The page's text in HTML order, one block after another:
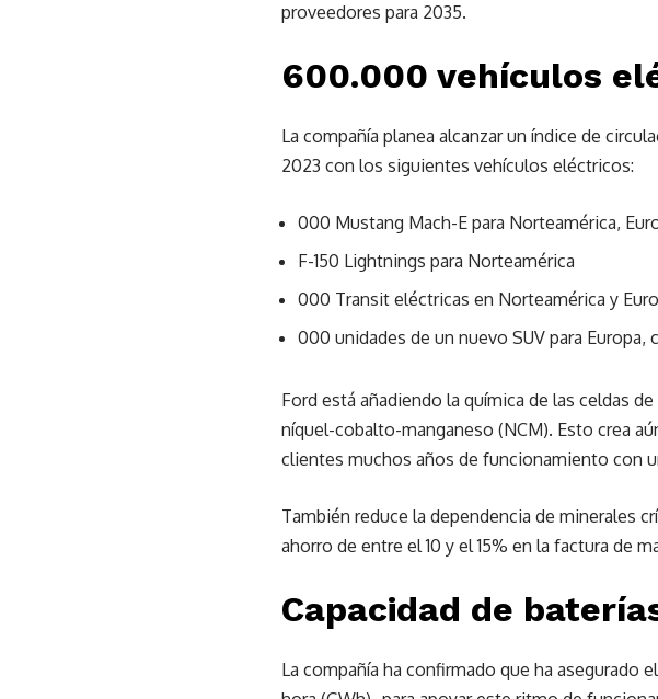
proveedores para 2035.
600.000 vehículos
La compañía planea alcanzar un índice de
2023 con los siguientes vehículos eléctricos:
000 Mustang Mach-E para Norteamérica,
F-150 Lightnings para Norteamérica
000 Transit eléctricas en Norteamérica y
000 unidades de un nuevo SUV para
Ford está añadiendo la química de las celdas
níquel-cobalto-manganeso (NCM). Esto crea
clientes muchos años de funcionamiento con
También reduce la dependencia de minerales
ahorro de entre el 10 y el 15% en la factura de
Capacidad de
La compañía ha confirmado que ha asegurado